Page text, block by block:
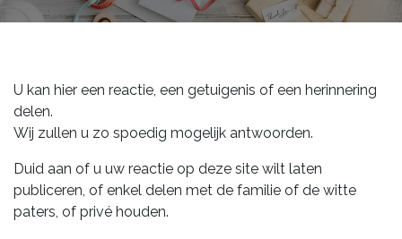
U kan hier een reactie, een getuigenis of een herinnering
delen.
Wij zullen u zo spoedig mogelijk antwoorden.
Duid aan of u uw reactie op deze site wilt laten
publiceren, of enkel delen met de familie of de witte
paters, of privé houden.